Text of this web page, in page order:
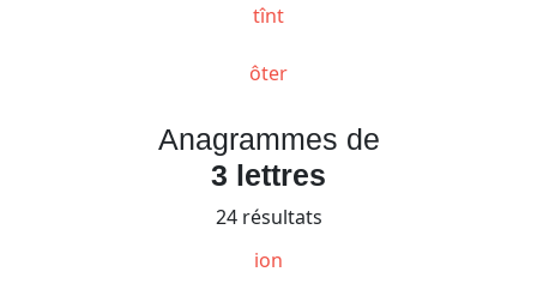
tînt
ôter
Anagrammes de
3 lettres
24 résultats
ion